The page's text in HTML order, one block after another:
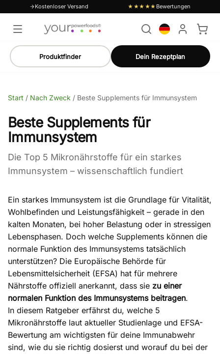
Kostenloser Versand ★★★★★ Bewertungen
Produktfinder Dein Rezeptplan
Start / Nach Zweck / Beste Supplements für Immunsystem
Beste Supplements für
Immunsystem
Die Top 5 Mikronährstoffe für ein starkes
Immunsystem – wissenschaftlich fundiert
Ein starkes Immunsystem ist die Grundlage für Vitalität,
Wohlbefinden und Leistungsfähigkeit – gerade in den
kalten Monaten, bei hoher Belastung oder in stressigen
Lebensphasen. Doch welche Supplements können die
normale Funktion des Immunsystems tatsächlich
unterstützen? Die Europäische Behörde für
Lebensmittelsicherheit (EFSA) hat für mehrere
Nährstoffe offiziell anerkannt, dass sie zu einer
normalen Funktion des Immunsystems beitragen.
In diesem Ratgeber erfährst du, welche 5
Mikronährstoffe laut aktueller Studienlage und EFSA-
Bewertung am wichtigsten für deine Immunabwehr
sind, wie du sie richtig dosierst und worauf du bei der